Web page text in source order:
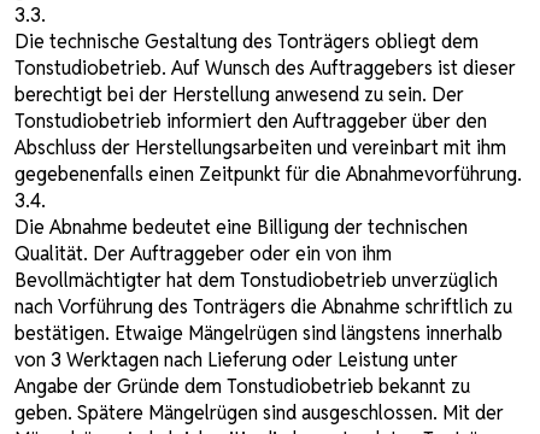
3.3.
Die technische Gestaltung des Tonträgers obliegt dem
Tonstudiobetrieb. Auf Wunsch des Auftraggebers ist dieser
berechtigt bei der Herstellung anwesend zu sein. Der
Tonstudiobetrieb informiert den Auftraggeber über den
Abschluss der Herstellungsarbeiten und vereinbart mit ihm
gegebenenfalls einen Zeitpunkt für die Abnahmevorführung.
3.4.
Die Abnahme bedeutet eine Billigung der technischen
Qualität. Der Auftraggeber oder ein von ihm
Bevollmächtigter hat dem Tonstudiobetrieb unverzüglich
nach Vorführung des Tonträgers die Abnahme schriftlich zu
bestätigen. Etwaige Mängelrügen sind längstens innerhalb
von 3 Werktagen nach Lieferung oder Leistung unter
Angabe der Gründe dem Tonstudiobetrieb bekannt zu
geben. Spätere Mängelrügen sind ausgeschlossen. Mit der